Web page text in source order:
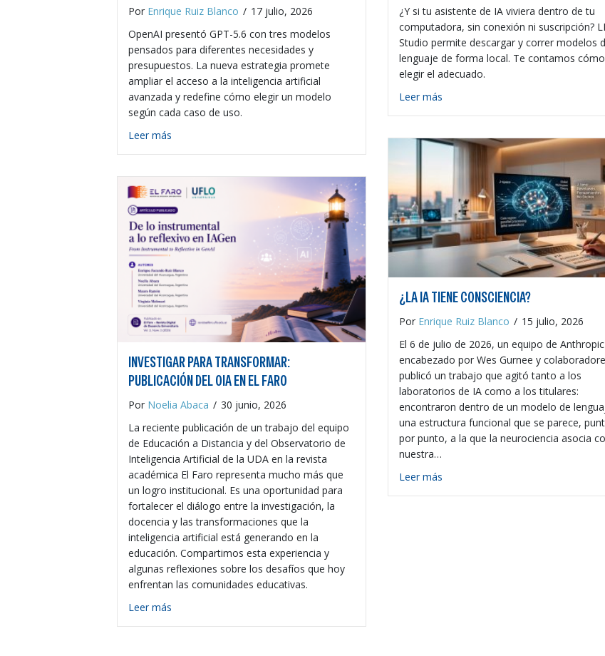
¿Y si tu asistente de IA viviera dentro de tu
computadora, sin conexión ni suscripción?
Studio permite descargar y correr modelos
lenguaje de forma local. Te contamos cómo
elegir el adecuado.
Leer más
Por Enrique Ruiz Blanco / 17 julio, 2026
OpenAI presentó GPT-5.6 con tres modelos
pensados para diferentes necesidades y
presupuestos. La nueva estrategia promete
ampliar el acceso a la inteligencia artificial
avanzada y redefine cómo elegir un modelo
según cada caso de uso.
Leer más
¿LA IA TIENE CONSCIENCIA?
Por Enrique Ruiz Blanco / 15 julio, 2026
El 6 de julio de 2026, un equipo de Anthropic
encabezado por Wes Gurnee y
publicó un trabajo que agitó tanto a los
laboratorios de IA como a los titulares:
encontraron dentro de un modelo de
una estructura funcional que se parece,
por punto, a la que la neurociencia asocia
nuestra…
Leer más
INVESTIGAR PARA TRANSFORMAR:
PUBLICACIÓN DEL OIA EN EL FARO
Por Noelia Abaca / 30 junio, 2026
La reciente publicación de un trabajo del equipo
de Educación a Distancia y del Observatorio de
Inteligencia Artificial de la UDA en la revista
académica El Faro representa mucho más que
un logro institucional. Es una oportunidad para
fortalecer el diálogo entre la investigación, la
docencia y las transformaciones que la
inteligencia artificial está generando en la
educación. Compartimos esta experiencia y
algunas reflexiones sobre los desafíos que hoy
enfrentan las comunidades educativas.
Leer más